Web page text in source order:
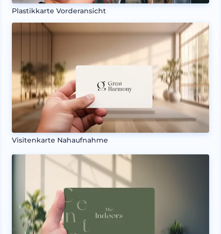
Plastikkarte Vorderansicht
Visitenkarte Nahaufnahme